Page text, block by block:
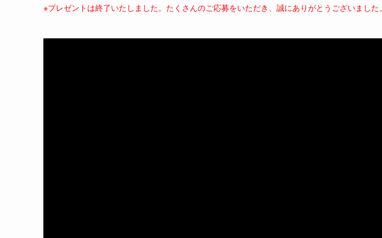
※プレゼントは終了いたしました。たくさんのご応募をいただき、誠にありがとうございました。